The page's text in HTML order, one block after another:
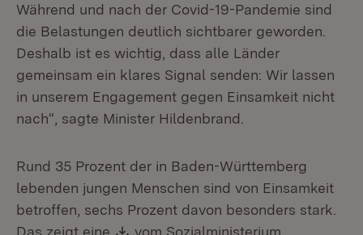
Während und nach der Covid-19-Pandemie sind
die Belastungen deutlich sichtbarer geworden.
Deshalb ist es wichtig, dass alle Länder
gemeinsam ein klares Signal senden: Wir lassen
in unserem Engagement gegen Einsamkeit nicht
nach“, sagte Minister Hildenbrand.
Rund 35 Prozent der in Baden-Württemberg
lebenden jungen Menschen sind von Einsamkeit
betroffen, sechs Prozent davon besonders stark.
Das zeigt eine
Download:
vom Sozialministerium